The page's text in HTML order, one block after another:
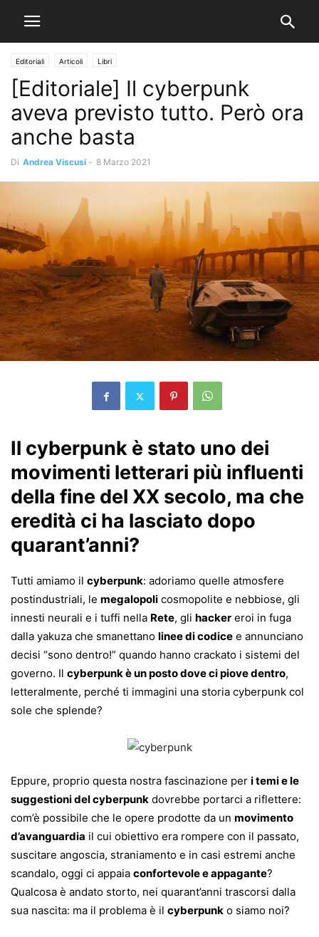
Editoriali Articoli Libri
[Editoriale] Il cyberpunk
aveva previsto tutto. Però ora
anche basta
Di Andrea Viscusi - 8 Marzo 2021
Il cyberpunk è stato uno dei
movimenti letterari più influenti
della fine del XX secolo, ma che
eredità ci ha lasciato dopo
quarant’anni?
Tutti amiamo il cyberpunk: adoriamo quelle atmosfere
postindustriali, le megalopoli cosmopolite e nebbiose, gli
innesti neurali e i tuffi nella Rete, gli hacker eroi in fuga
dalla yakuza che smanettano linee di codice e annunciano
decisi “sono dentro!” quando hanno crackato i sistemi del
governo. Il cyberpunk è un posto dove ci piove dentro,
letteralmente, perché ti immagini una storia cyberpunk col
sole che splende?
Eppure, proprio questa nostra fascinazione per i temi e le
suggestioni del cyberpunk dovrebbe portarci a riflettere:
com’è possibile che le opere prodotte da un movimento
d’avanguardia il cui obiettivo era rompere con il passato,
suscitare angoscia, straniamento e in casi estremi anche
scandalo, oggi ci appaia confortevole e appagante?
Qualcosa è andato storto, nei quarant’anni trascorsi dalla
sua nascita: ma il problema è il cyberpunk o siamo noi?